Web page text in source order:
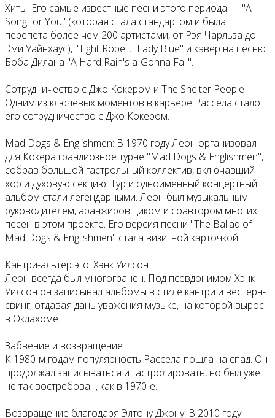
Хиты: Его самые известные песни этого периода — "A
Song for You" (которая стала стандартом и была
перепета более чем 200 артистами, от Рэя Чарльза до
Эми Уайнхаус), "Tight Rope", "Lady Blue" и кавер на песню
Боба Дилана "A Hard Rain's a-Gonna Fall".
Сотрудничество с Джо Кокером и The Shelter People
Одним из ключевых моментов в карьере Рассела стало
его сотрудничество с Джо Кокером.
Mad Dogs & Englishmen: В 1970 году Леон организовал
для Кокера грандиозное турне "Mad Dogs & Englishmen",
собрав большой гастрольный коллектив, включавший
хор и духовую секцию. Тур и одноименный концертный
альбом стали легендарными. Леон был музыкальным
руководителем, аранжировщиком и соавтором многих
песен в этом проекте. Его версия песни "The Ballad of
Mad Dogs & Englishmen" стала визитной карточкой.
Кантри-альтер эго: Хэнк Уилсон
Леон всегда был многогранен. Под псевдонимом Хэнк
Уилсон он записывал альбомы в стиле кантри и вестерн-
свинг, отдавая дань уважения музыке, на которой вырос
в Оклахоме.
Забвение и возвращение
К 1980-м годам популярность Рассела пошла на спад. Он
продолжал записываться и гастролировать, но был уже
не так востребован, как в 1970-е.
Возвращение благодаря Элтону Джону: В 2010 году